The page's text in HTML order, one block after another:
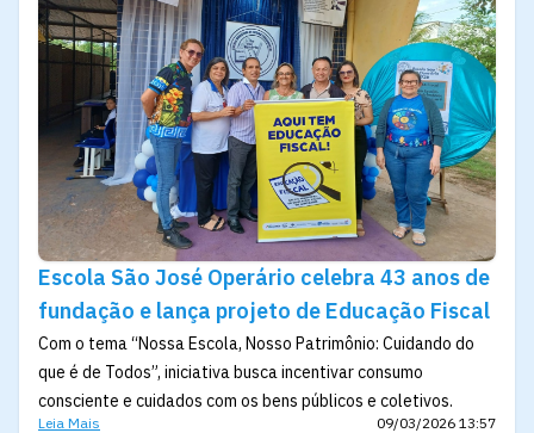
Escola São José Operário celebra 43 anos de
fundação e lança projeto de Educação Fiscal
Com o tema “Nossa Escola, Nosso Patrimônio: Cuidando do
que é de Todos”, iniciativa busca incentivar consumo
consciente e cuidados com os bens públicos e coletivos.
Leia Mais 09/03/2026 13:57